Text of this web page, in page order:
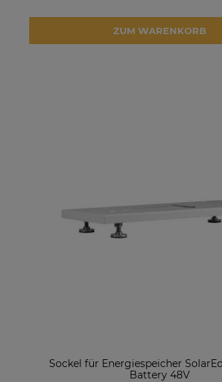
ZUM WARENKORB
Sockel für Energiespeicher
Battery 48V